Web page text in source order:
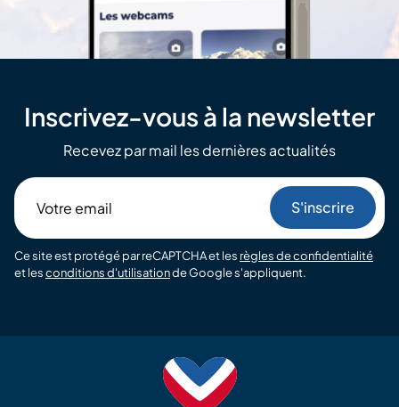
Inscrivez-vous à la newsletter
Recevez par mail les dernières actualités
email
Ce site est protégé par reCAPTCHA et les règles de confidentialité
et lesconditions d'utilisationde Google s'appliquent.